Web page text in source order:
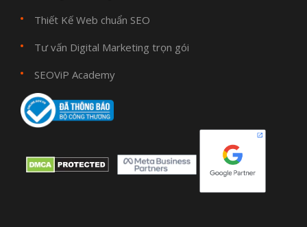
Thiết Kế Web chuẩn SEO
Tư vấn Digital Marketing trọn gói
SEOViP Academy